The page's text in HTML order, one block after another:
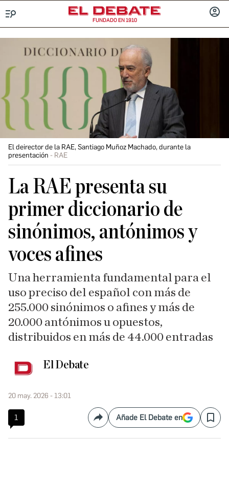
FUNDADO EN 1910
El deirector de la RAE, Santiago Muñoz Machado, durante la
presentación
RAE
La RAE presenta su
primer diccionario de
sinónimos, antónimos y
voces afines
Una herramienta fundamental para el
uso preciso del español con más de
255.000 sinónimos o afines y más de
20.000 antónimos u opuestos,
distribuidos en más de 44.000 entradas
El Debate
20 may. 2026 - 13:01
1 CompartirAñade El Debate en Save